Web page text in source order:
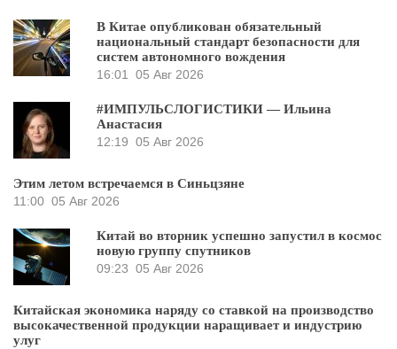
В Китае опубликован обязательный
национальный стандарт безопасности для
систем автономного вождения
16:01
05 Авг 2026
#ИМПУЛЬСЛОГИСТИКИ — Ильина
Анастасия
12:19 05 Авг 2026
Этим летом встречаемся в Синьцзяне
11:00 05 Авг 2026
Китай во вторник успешно запустил в космос
новую группу спутников
09:23 05 Авг 2026
Китайская экономика наряду со ставкой на производство
высокачественной продукции наращивает и индустрию
улуг